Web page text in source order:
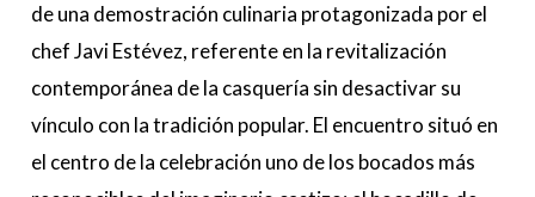
de una demostración culinaria protagonizada por el
chef Javi Estévez, referente en la revitalización
contemporánea de la casquería sin desactivar su
vínculo con la tradición popular. El encuentro situó en
el centro de la celebración uno de los bocados más